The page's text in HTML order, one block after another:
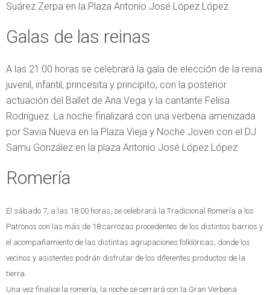
Suárez Zerpa en la Plaza Antonio José López López.
Galas de las reinas
A las 21:00 horas se celebrará la gala de elección de la reina
juvenil, infantil, princesita y principito, con la posterior
actuación del Ballet de Ana Vega y la cantante Felisa
Rodríguez. La noche finalizará con una verbena amenizada
por Savia Nueva en la Plaza Vieja y Noche Joven con el DJ
Samu González en la plaza Antonio José López López.
Romería
El sábado 7, a las 18:00 horas, se celebrará la Tradicional Romería a los
Patronos con las más de 18 carrozas procedentes de los distintos barrios y
el acompañamiento de las distintas agrupaciones folklóricas, donde los
vecinos y asistentes podrán disfrutar de los diferentes productos de la
tierra.
Una vez finalice la romería, la noche se cerrará con la Gran Verbena